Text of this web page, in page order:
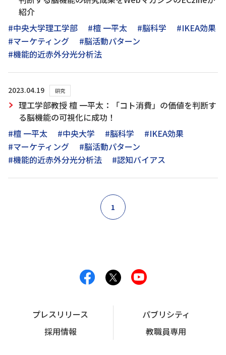
紹介
#中央大学理工学部
#檀 一平太 #脳科学
#IKEA効果
#マーケティング
#脳活動パターン
#機能的近赤外分光分析法
2023.04.19 研究
理工学部教授 檀 一平太：「コト消費」の価値を判断す
る脳機能の可視化に成功！
#檀 一平太
#中央大学 #脳科学
#IKEA効果
#マーケティング
#脳活動パターン
#機能的近赤外分光分析法
#認知バイアス
1
プレスリリース
パブリシティ
採用情報
教職員専用